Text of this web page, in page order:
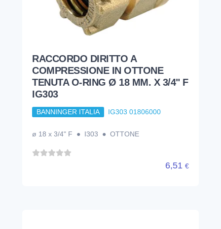
RACCORDO DIRITTO A
COMPRESSIONE IN OTTONE
TENUTA O-RING Ø 18 MM. X 3/4" F
IG303
BANNINGER ITALIA IG303 01806000
ø 18 x 3/4" F ● I303 ● OTTONE
6,51 €